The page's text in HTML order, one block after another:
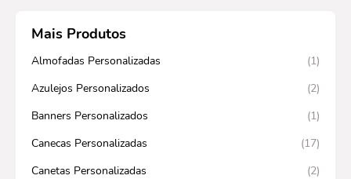
Mais Produtos
Almofadas Personalizadas
(1)
Azulejos Personalizados
(2)
Banners Personalizados
(1)
Canecas Personalizadas
(17)
Canetas Personalizadas
(2)